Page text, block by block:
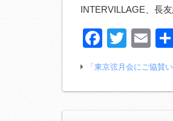
INTERVILLAGE、長
「東京弦月会にご協賛